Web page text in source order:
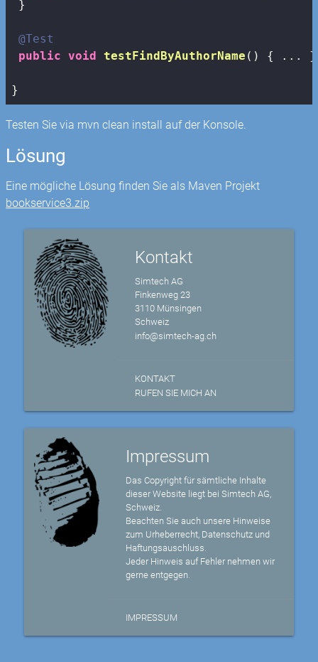
}
@Test
public void testFindByAuthorName () { ... }
}
Testen Sie via mvn clean install auf der Konsole.
Lösung
Eine mögliche Lösung finden Sie als Maven Projekt
bookservice3.zip
Kontakt
Simtech AG
Finkenweg 23
3110 Münsingen
Schweiz
info@simtech-ag.ch
KONTAKT
RUFEN SIE MICH AN
Impressum
Das Copyright für sämtliche Inhalte
dieser Website liegt bei Simtech AG,
Schweiz.
Beachten Sie auch unsere Hinweise
zum Urheberrecht, Datenschutz und
Haftungsauschluss.
Jeder Hinweis auf Fehler nehmen wir
gerne entgegen.
IMPRESSUM